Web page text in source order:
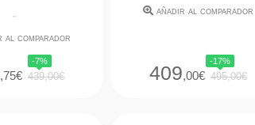
-
al comparador
,75€
-7%
439,00€
añadir al comparador
409,00€
-17%
495,00€